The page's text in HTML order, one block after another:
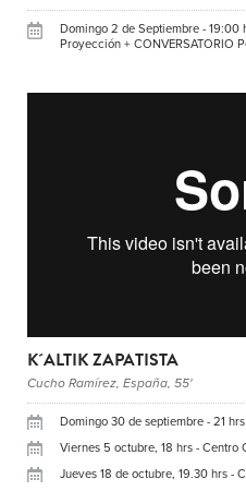
Domingo 2 de Septiembre - 19:00
Proyección + CONVERSATORIO
K´ALTIK ZAPATISTA
Cucho Ramírez, España, 55'
Domingo 30 de septiembre - 21
Viernes 5 octubre, 18 hrs - Centro
Jueves 18 de octubre, 19.30 hrs -